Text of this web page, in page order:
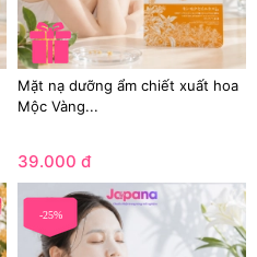
Mặt nạ dưỡng ẩm chiết xuất hoa
Mộc Vàng...
39.000 đ
-25%